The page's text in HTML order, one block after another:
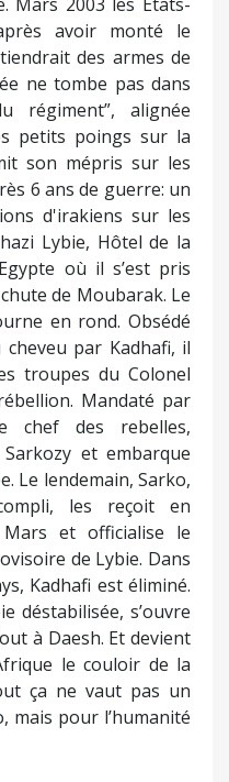
avoir monté le
des armes de
ne tombe pas dans
régiment”, alignée
petits poings sur la
son mépris sur les
6 ans de guerre: un
d'irakiens sur les
Lybie, Hôtel de la
où il s’est pris
de Moubarak. Le
en rond. Obsédé
par Kadhafi, il
troupes du Colonel
Mandaté par
chef des rebelles,
et embarque
Le lendemain, Sarko,
les reçoit en
et officialise le
de Lybie. Dans
Kadhafi est éliminé.
déstabilisée, s’ouvre
à Daesh. Et devient
le couloir de la
ça ne vaut pas un
mais pour l’humanité